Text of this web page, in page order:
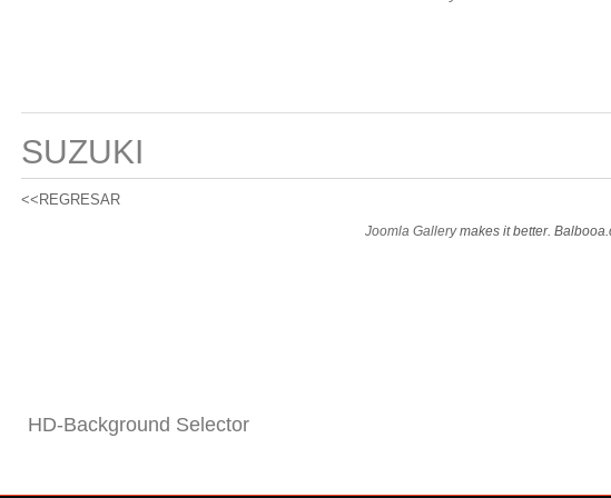
SUZUKI
<<REGRESAR
Joomla Gallerymakes it better.
HD-Background Selector